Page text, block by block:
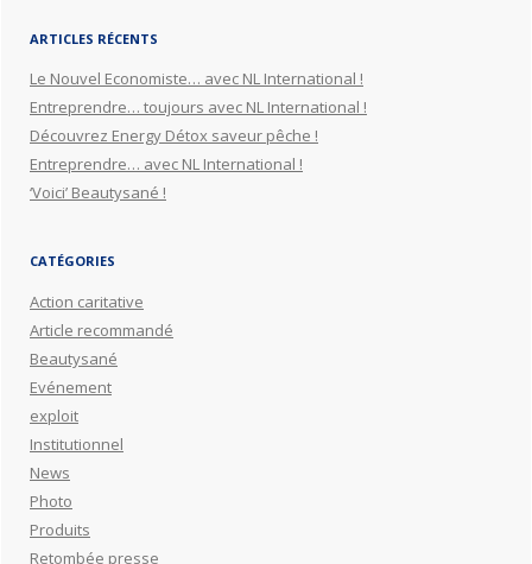
ARTICLES RÉCENTS
Le Nouvel Economiste… avec NL International !
Entreprendre… toujours avec NL International !
Découvrez Energy Détox saveur pêche !
Entreprendre… avec NL International !
‘Voici’ Beautysané !
CATÉGORIES
Action caritative
Article recommandé
Beautysané
Evénement
exploit
Institutionnel
News
Photo
Produits
Retombée presse